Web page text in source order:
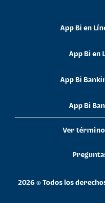
App Bi en
App Bi en
App Bi
App Bi
Ver
2026 © Todos los